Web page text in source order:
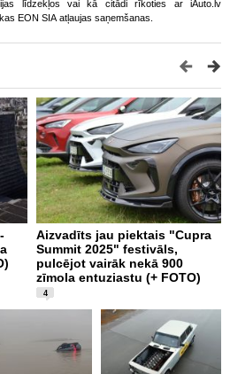
līdzekļos vai kā citādi rīkoties ar iAuto.lv
EON SIA atļaujas saņemšanas.
Aizvadīts jau piektais "Cupra
Summit 2025" festivāls,
pulcējot vairāk nekā 900
zīmola entuziastu (+ FOTO)
4